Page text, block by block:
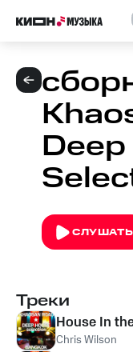
СЛУШАТЬ
Треки
House In
Chris Wilson